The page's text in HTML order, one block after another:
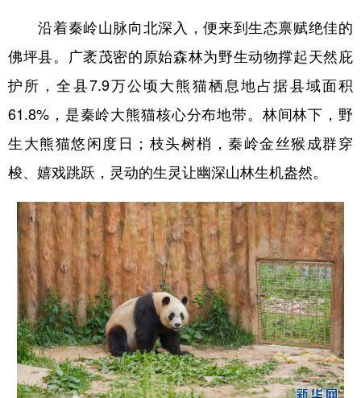
沿着秦岭山脉向北深入，便来到生态禀赋绝佳的
佛坪县。广袤茂密的原始森林为野生动物撑起天然庇
护所，全县7.9万公顷大熊猫栖息地占据县域面积
61.8%，是秦岭大熊猫核心分布地带。林间林下，野
生大熊猫悠闲度日；枝头树梢，秦岭金丝猴成群穿
梭、嬉戏跳跃，灵动的生灵让幽深山林生机盎然。